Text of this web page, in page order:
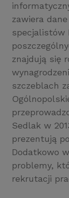
zawiera
specjalistów
znajdują się
szczeblach
Sedlak w
prezentują
Dodatkowo
problemy,
rekrutacji